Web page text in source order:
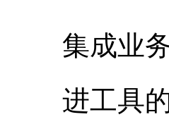
集成业
进工具